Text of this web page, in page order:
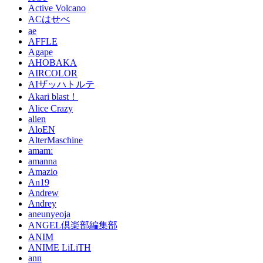
Active Volcano
ACはせべ
ae
AFFLE
Agape
AHOBAKA
AIRCOLOR
AIザッハトルテ
Akari blast！
Alice Crazy
alien
AloEN
AlterMaschine
amam:
amanna
Amazio
An19
Andrew
Andrey
aneunyeoja
ANGEL倶楽部編集部
ANIM
ANIME LiLiTH
ann